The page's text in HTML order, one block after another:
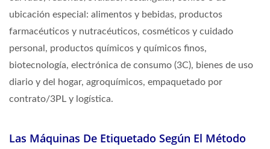
ubicación especial: alimentos y bebidas, productos
farmacéuticos y nutracéuticos, cosméticos y cuidado
personal, productos químicos y químicos finos,
biotecnología, electrónica de consumo (3C), bienes de uso
diario y del hogar, agroquímicos, empaquetado por
contrato/3PL y logística.
Las Máquinas De Etiquetado Según El Método